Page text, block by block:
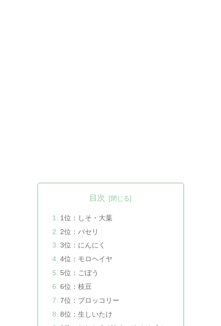
目次
1位：しそ・大葉
2位：パセリ
3位：にんにく
4位：モロヘイヤ
5位：ごぼう
6位：枝豆
7位：ブロッコリー
8位：生しいたけ